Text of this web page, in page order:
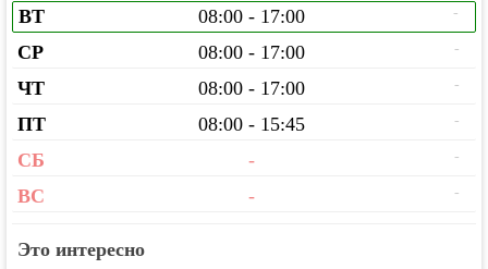
ВТ 08:00 - 17:00 -
СР 08:00 - 17:00 -
ЧТ 08:00 - 17:00 -
ПТ 08:00 - 15:45 -
СБ - -
ВС - -
Это интересно